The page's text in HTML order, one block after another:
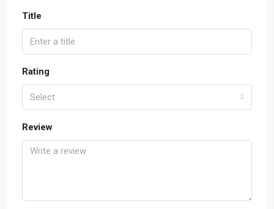
Title
Rating
Select
Review